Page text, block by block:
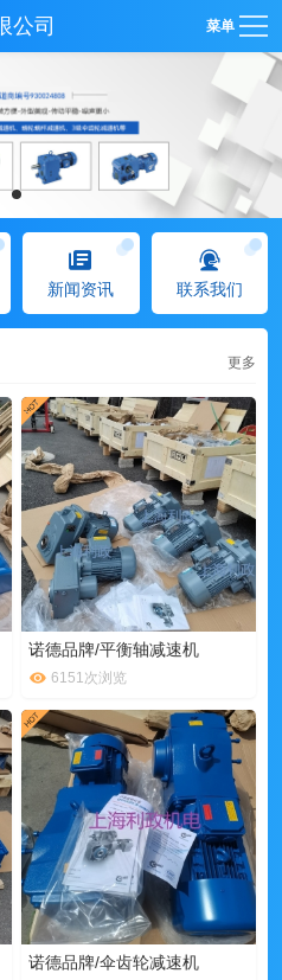
公司 菜单
新闻资讯 联系我们
更多
诺德品牌/平衡轴减速机
6151次浏览
诺德品牌/伞齿轮减速机